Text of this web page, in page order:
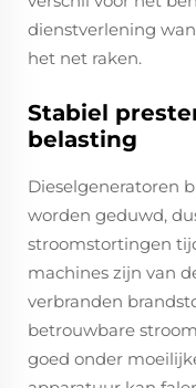
dienstverlening
het net raken.
Stabiel
belasting
Dieselgeneratoren
worden geduwd,
stroomstortingen
machines zijn van
verbranden
betrouwbare
goed onder